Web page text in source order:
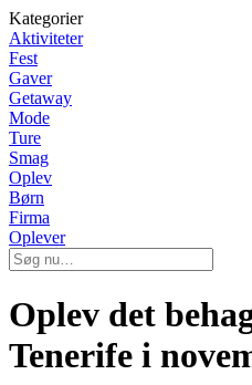
Kategorier
Aktiviteter
Fest
Gaver
Getaway
Mode
Ture
Smag
Oplev
Børn
Firma
Oplever
Oplev det
Tenerife i